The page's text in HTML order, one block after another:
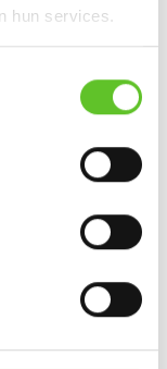
hun services.
dit zijn jullie
die opgroeien
is de beste